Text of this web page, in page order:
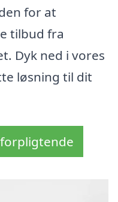
for at
tilbud fra
Dyk ned i vores
løsning til dit